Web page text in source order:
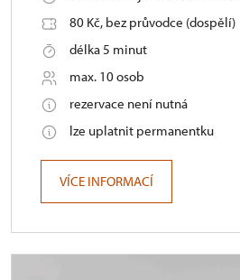
80 Kč, bez průvodce (dospělí)
délka 5 minut
max. 10 osob
rezervace není nutná
lze uplatnit permanentku
VÍCE INFORMACÍ